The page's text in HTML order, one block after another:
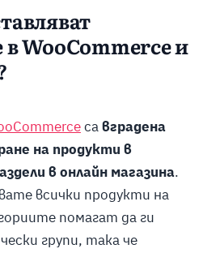
в WooCommerce и
савградена
на продукти в
в онлайн магазина.
всички продукти на
помагат да ги
групи, така че